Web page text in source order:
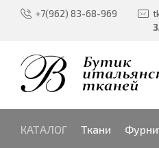
+7(962) 83-68-969
КАТАЛОГ Ткани